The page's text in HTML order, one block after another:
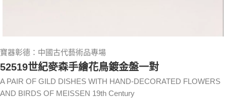
寶器彰德：中國古代藝術品專場
52519世紀麥森手繪花鳥鍍金盤一對
A PAIR OF GILD DISHES WITH HAND-DECORATED FLOWERS
AND BIRDS OF MEISSEN 19th Century